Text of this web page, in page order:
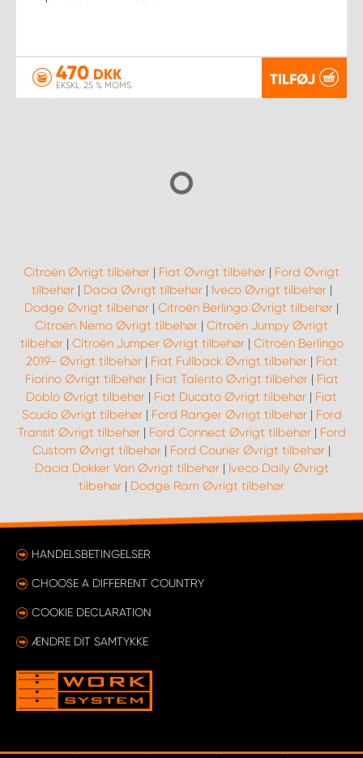
470 DKK
EKSKL. 25 % MOMS TILFØJ
Citroën Øvrigt tilbehør | Fiat Øvrigt tilbehør | Ford Øvrigt
tilbehør| Dacia Øvrigt tilbehør| Iveco Øvrigt tilbehør|
Dodge Øvrigt tilbehør | Citroën Berlingo Øvrigt tilbehør |
Citroën Nemo Øvrigt tilbehør | Citroën Jumpy Øvrigt
tilbehør| Citroën Jumper Øvrigt tilbehør| Citroën Berlingo
2019- Øvrigt tilbehør| Fiat Fullback Øvrigt tilbehør| Fiat
Fiorino Øvrigt tilbehør| Fiat Talento Øvrigt tilbehør| Fiat
Doblo Øvrigt tilbehør | Fiat Ducato Øvrigt tilbehør | Fiat
Scudo Øvrigt tilbehør| Ford Ranger Øvrigt tilbehør| Ford
Transit Øvrigt tilbehør| Ford Connect Øvrigt tilbehør| Ford
Custom Øvrigt tilbehør | Ford Courier Øvrigt tilbehør |
Dacia Dokker Van Øvrigt tilbehør| Iveco Daily Øvrigt
tilbehør | Dodge Ram Øvrigt tilbehør
HANDELSBETINGELSER
CHOOSE A DIFFERENT COUNTRY
COOKIE DECLARATION
ÆNDRE DIT SAMTYKKE